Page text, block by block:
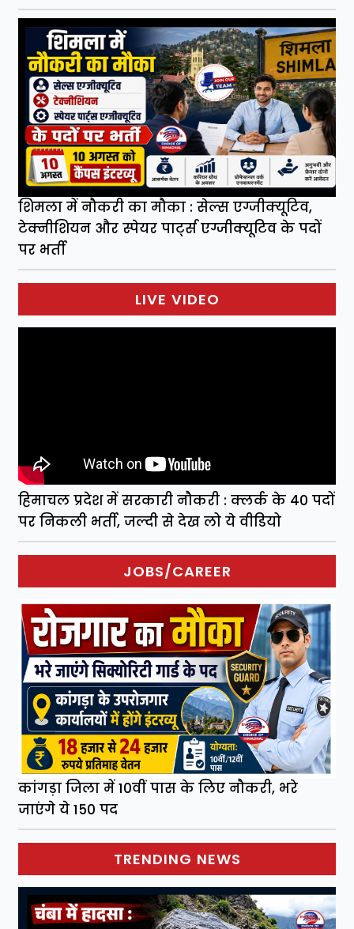
शिमला में नौकरी का मौका : सेल्स एग्जीक्यूटिव,
टेक्नीशियन और स्पेयर पार्ट्स एग्जीक्यूटिव के पदों
पर भर्ती
LIVE VIDEO
हिमाचल प्रदेश में सरकारी नौकरी : क्लर्क के 40 पदों
पर निकली भर्ती, जल्दी से देख लो ये वीडियो
JOBS/CAREER
कांगड़ा जिला में 10वीं पास के लिए नौकरी, भरे
जाएंगे ये 150 पद
TRENDING NEWS